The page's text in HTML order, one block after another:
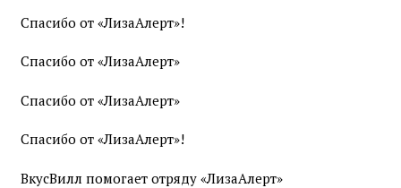
Спасибо от «ЛизаАлерт»!
Спасибо от «ЛизаАлерт»
Спасибо от «ЛизаАлерт»
Спасибо от «ЛизаАлерт»!
ВкусВилл помогает отряду «ЛизаАлерт»